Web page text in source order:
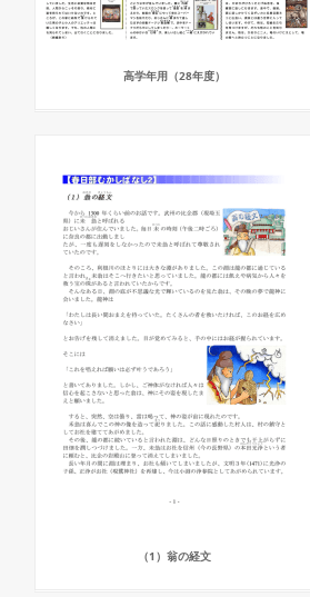
高学年用（28年度）
（1）翁の経文